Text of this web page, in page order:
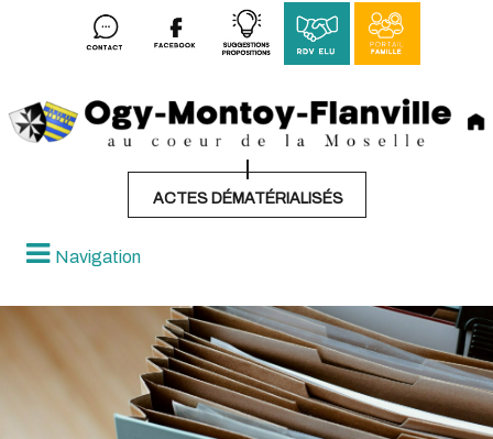
ACTES DÉMATÉRIALISÉS
Navigation